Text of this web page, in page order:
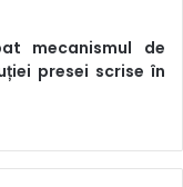
mecanismul de
presei scrise în